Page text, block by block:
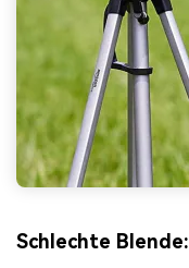
Schlechte Blende: